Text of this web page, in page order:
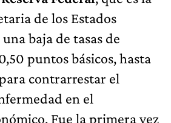
de los Estados
baja de tasas de
puntos básicos, hasta
para contrarrestar el
en el
Fue la primera vez